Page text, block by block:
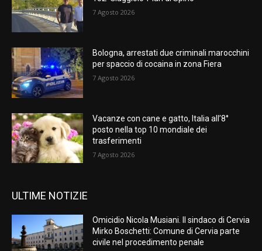
7 Agosto 2026
Bologna, arrestati due criminali marocchini
per spaccio di cocaina in zona Fiera
7 Agosto 2026
Vacanze con cane e gatto, Italia all’8°
posto nella top 10 mondiale dei
trasferimenti
7 Agosto 2026
ULTIME NOTIZIE
Omicidio Nicola Musiani. Il sindaco di Cervia
Mirko Boschetti: Comune di Cervia parte
civile nel procedimento penale